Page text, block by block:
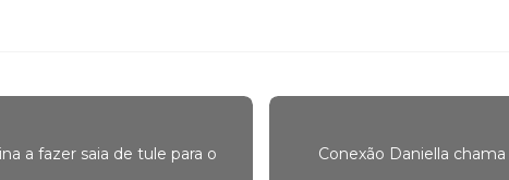
a fazer saia de tule para o
Conexão Daniella